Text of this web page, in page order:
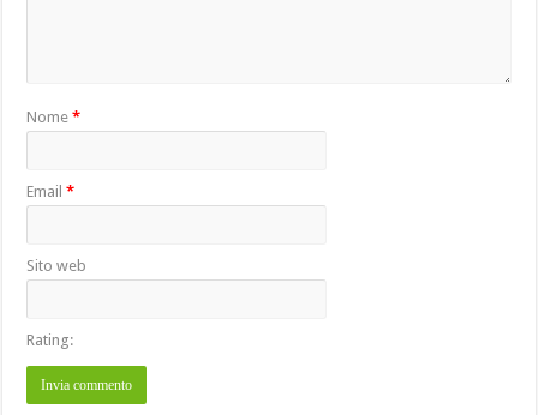
Nome*
Email*
Sito web
Rating: